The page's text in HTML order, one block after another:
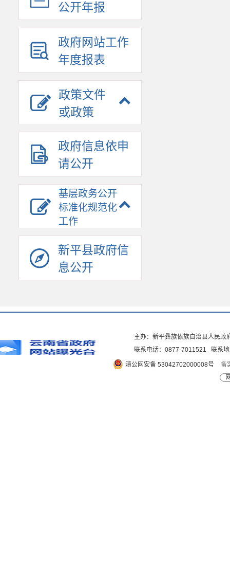
公开年报
政府网站工作
年度报表
政策文件
或政策
政府信息依申
请公开
基层政务公开
标准化规范化
工作
新平县政府信
息公开
主办：新平彝族傣族自治县人民
联系电话：0877-7011521 联系
滇公网安备 53042702000008号
备